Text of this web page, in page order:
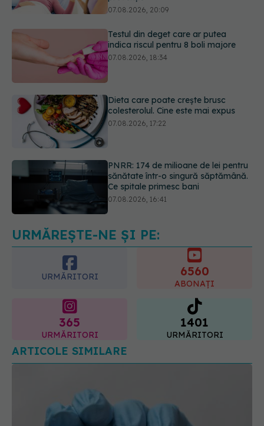
07.08.2026, 18:34
Dieta care poate crește brusc
colesterolul. Cine este mai expus
PNRR: 174 de milioane de lei pentru
sănătate într-o singură săptămână.
Ce spune culoarea ta preferată
despre vârsta pe care o ai. Care
este "codul cromatic" al generațiilor
URMĂREȘTE-NE ȘI PE:
URMĂRITORI 6560
ABONAȚI
365
URMĂRITORI
1401
URMĂRITORI
ARTICOLE SIMILARE